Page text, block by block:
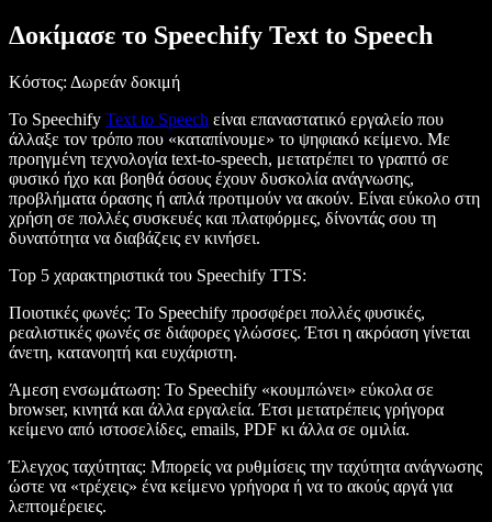
Δοκίμασε το Speechify Text to Speech
Κόστος: Δωρεάν δοκιμή
Το Speechify Text to Speech είναι επαναστατικό εργαλείο που
άλλαξε τον τρόπο που «καταπίνουμε» το ψηφιακό κείμενο. Με
προηγμένη τεχνολογία text-to-speech, μετατρέπει το γραπτό σε
φυσικό ήχο και βοηθά όσους έχουν δυσκολία ανάγνωσης,
προβλήματα όρασης ή απλά προτιμούν να ακούν. Είναι εύκολο στη
χρήση σε πολλές συσκευές και πλατφόρμες, δίνοντάς σου τη
δυνατότητα να διαβάζεις εν κινήσει.
Top 5 χαρακτηριστικά του Speechify TTS:
Ποιοτικές φωνές: Το Speechify προσφέρει πολλές φυσικές,
ρεαλιστικές φωνές σε διάφορες γλώσσες. Έτσι η ακρόαση γίνεται
άνετη, κατανοητή και ευχάριστη.
Άμεση ενσωμάτωση: Το Speechify «κουμπώνει» εύκολα σε
browser, κινητά και άλλα εργαλεία. Έτσι μετατρέπεις γρήγορα
κείμενο από ιστοσελίδες, emails, PDF κι άλλα σε ομιλία.
Έλεγχος ταχύτητας: Μπορείς να ρυθμίσεις την ταχύτητα ανάγνωσης
ώστε να «τρέχεις» ένα κείμενο γρήγορα ή να το ακούς αργά για
λεπτομέρειες.